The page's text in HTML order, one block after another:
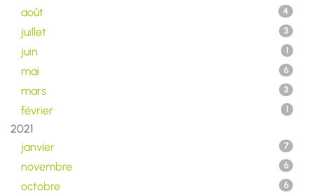
août 4
juillet 3
juin 1
mai 6
mars 3
février 1
2021
janvier
7
novembre 6
octobre 6